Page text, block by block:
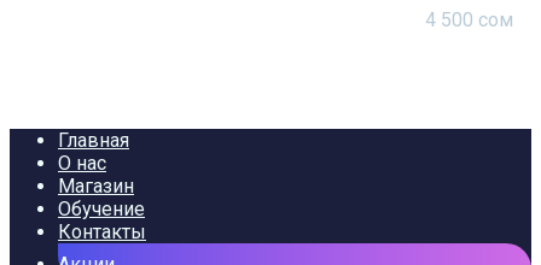
4 500 сом
Главная
О нас
Магазин
Обучение
Контакты